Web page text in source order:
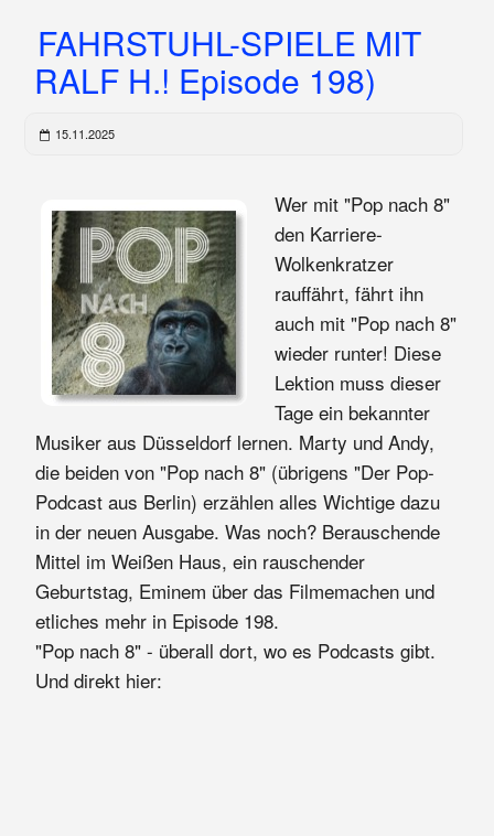
FAHRSTUHL-SPIELE MIT
RALF H.! Episode 198)
15.11.2025
Wer mit "Pop nach 8"
den Karriere-
Wolkenkratzer
rauffährt, fährt ihn
auch mit "Pop nach 8"
wieder runter! Diese
Lektion muss dieser
Tage ein bekannter
Musiker aus Düsseldorf lernen. Marty und Andy,
die beiden von "Pop nach 8" (übrigens "Der Pop-
Podcast aus Berlin) erzählen alles Wichtige dazu
in der neuen Ausgabe. Was noch? Berauschende
Mittel im Weißen Haus, ein rauschender
Geburtstag, Eminem über das Filmemachen und
etliches mehr in Episode 198.
"Pop nach 8" - überall dort, wo es Podcasts gibt.
Und direkt hier: